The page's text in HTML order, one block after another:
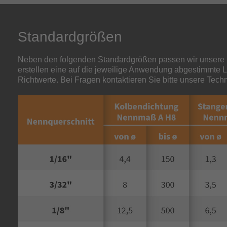
Standardgrößen
Neben den folgenden Standardgrößen passen wir
erstellen eine auf die jeweilige Anwendung abgestimmte
Richtwerte. Bei Fragen kontaktieren Sie bitte unsere